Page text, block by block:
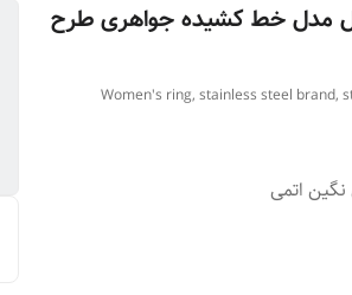
مدل خط کشیده جواهری طرح
Women's ring, stainless steel brand,
اتمی